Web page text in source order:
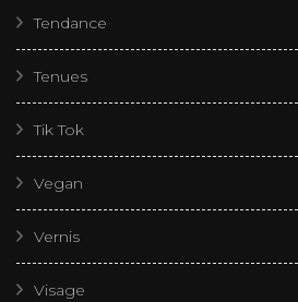
Tendance
Tenues
Tik Tok
Vegan
Vernis
Visage